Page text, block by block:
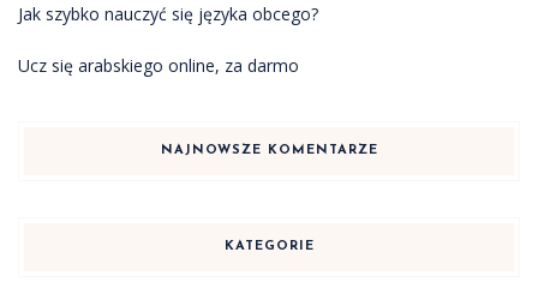
Jak szybko nauczyć się języka obcego?
Ucz się arabskiego online, za darmo
NAJNOWSZE KOMENTARZE
KATEGORIE